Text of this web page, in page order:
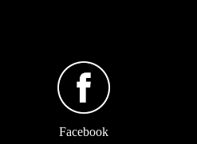
Facebook